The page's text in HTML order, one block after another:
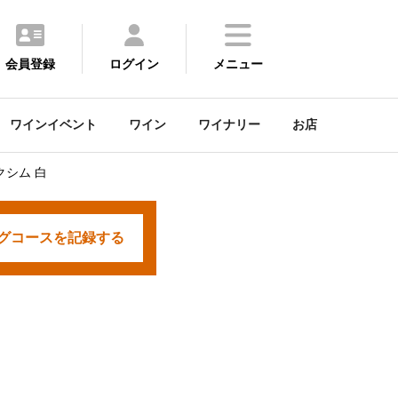
会員登録 ログイン メニュー
ワインイベント ワイン ワイナリー お店
シム 白
コースを記録する